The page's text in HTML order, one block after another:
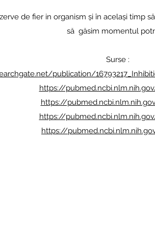
de fier in organism și în același timp
să găsim momentul
Surse :
publication/
https://
https://
https://
https://